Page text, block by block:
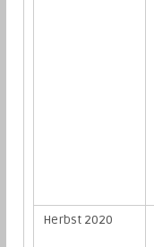
Herbst 2020